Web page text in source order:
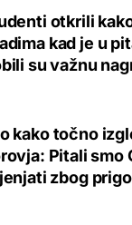
otkrili
kad je u
su važnu
kako točno
Pitali smo
zbog